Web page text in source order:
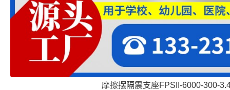
摩擦摆隔震支座FPSII-6000-300-